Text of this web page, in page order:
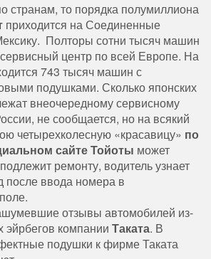
странам, то порядка полумиллиона
приходится на Соединенные
Полторы сотни тысяч машин
центр по всей Европе. На
743 тысяч машин с
подушками. Сколько японских
внеочередному сервисному
не сообщается, но на всякий
четырехколесную «красавицу» по
сайте Тойоты может
ремонту, водитель узнает
после ввода номера в
отзывы автомобилей из-
эйрбегов компании Таката. В
подушки к фирме Таката